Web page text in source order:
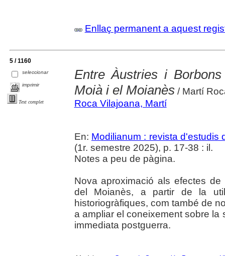
Enllaç permanent a aquest
5 / 1160
seleccionar
imprimir
Text complet
Entre Àustries i
Moià i el Moianès/ Martí
Roca Vilajoana, Martí
En: Modilianum : revista d'estudis
(1r. semestre 2025), p. 17-38 : il.
Notes a peu de pàgina.
Nova aproximació als efectes
del Moianès, a partir de la
historiogràfiques, com també de
a ampliar el coneixement sobre la
immediata postguerra.